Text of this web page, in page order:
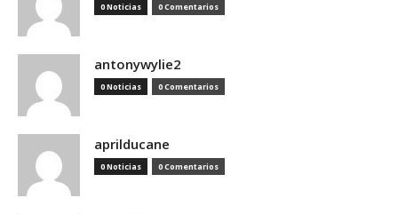
0 Noticias 0 Comentarios
antonywylie2
0 Noticias 0 Comentarios
aprilducane
0 Noticias 0 Comentarios